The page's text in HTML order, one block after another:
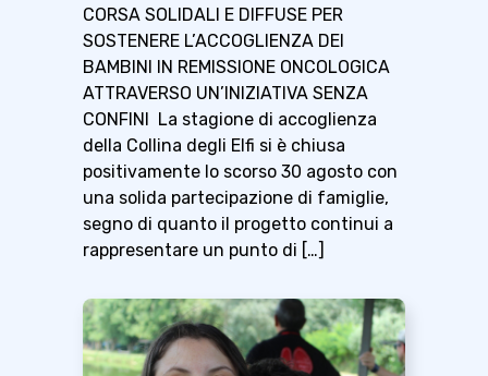
CORSA SOLIDALI E DIFFUSE PER
SOSTENERE L’ACCOGLIENZA DEI
BAMBINI IN REMISSIONE ONCOLOGICA
ATTRAVERSO UN’INIZIATIVA SENZA
CONFINI La stagione di accoglienza
della Collina degli Elfi si è chiusa
positivamente lo scorso 30 agosto con
una solida partecipazione di famiglie,
segno di quanto il progetto continui a
rappresentare un punto di […]